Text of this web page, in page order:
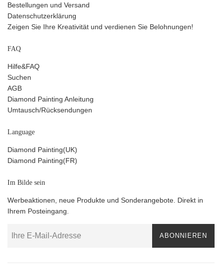
Bestellungen und Versand
Datenschutzerklärung
Zeigen Sie Ihre Kreativität und verdienen Sie Belohnungen!
FAQ
Hilfe&FAQ
Suchen
AGB
Diamond Painting Anleitung
Umtausch/Rücksendungen
Language
Diamond Painting(UK)
Diamond Painting(FR)
Im Bilde sein
Werbeaktionen, neue Produkte und Sonderangebote. Direkt in
Ihrem Posteingang.
ABONNIEREN